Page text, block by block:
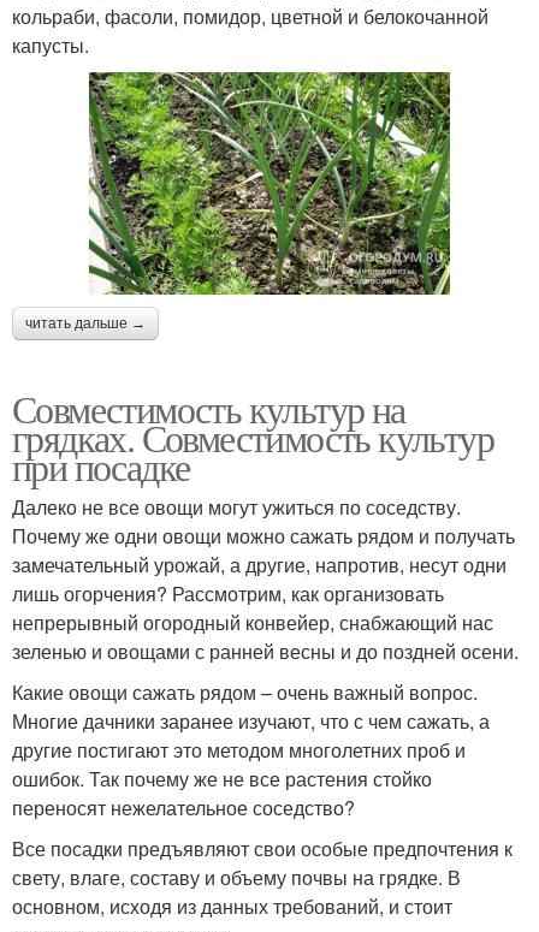
кольраби, фасоли, помидор, цветной и белокочанной
капусты.
читать дальше →
Совместимость культур на
грядках. Совместимость культур
при посадке
Далеко не все овощи могут ужиться по соседству.
Почему же одни овощи можно сажать рядом и получать
замечательный урожай, а другие, напротив, несут одни
лишь огорчения? Рассмотрим, как организовать
непрерывный огородный конвейер, снабжающий нас
зеленью и овощами с ранней весны и до поздней осени.
Какие овощи сажать рядом – очень важный вопрос.
Многие дачники заранее изучают, что с чем сажать, а
другие постигают это методом многолетних проб и
ошибок. Так почему же не все растения стойко
переносят нежелательное соседство?
Все посадки предъявляют свои особые предпочтения к
свету, влаге, составу и объему почвы на грядке. В
основном, исходя из данных требований, и стоит